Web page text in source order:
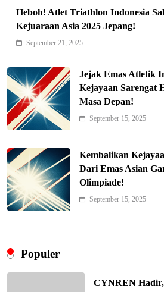
Populer
Indonesia Siap
6
Ekonomi
Negara G20 di
7 Berita Nasional
8
Xenco Medical
Bergengsi
CYNREN
Heboh! Atlet Triathlon Indonesia
Kejuaraan Asia 2025 Jepang!
September 21, 2025
Jejak Emas Atletik
Kejayaan Sarengat
Masa Depan!
September 15, 2025
Kembalikan
Dari Emas Asian
Olimpiade!
September 15, 2025